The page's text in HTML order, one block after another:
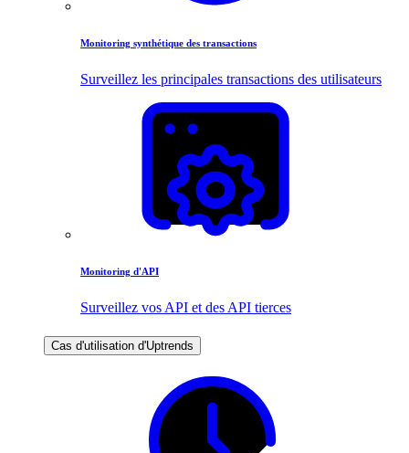
Monitoring synthétique des transactions
Surveillez les principales transactions des utilisateurs
Monitoring d'API
Surveillez vos API et des API tierces
Cas d'utilisation d'Uptrends